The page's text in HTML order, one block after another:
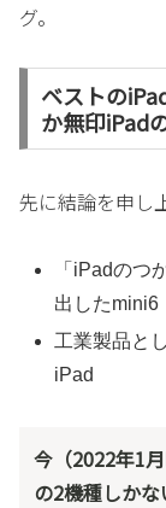
グ。
ベストの
か無印iPad
先に結論を申し
「iPadのつ
出したmini6
工業製品と
iPad
今（2022年1
の2機種しかな